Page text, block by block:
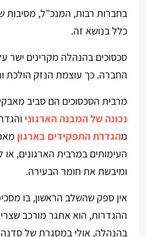
בחברות רבות, המנכ"ל, מסיבות
כלל בנושא זה.
סכסוכים בהנהלה מקרינים ישר
החברה. כך עוצמת הנזק הולכת
מרבית הסכסוכים הם סביב מאבקי
נכונה של המבנה הארגוני
מהגדרת התפקידים בארגון
העימותים במרבית הארגונים,
ומיבשת את חומר הבעירה.
אין ספק שהשלב הראשון, בו
ההגדרות, הוא אתגר מורכב
בהנהלה, אולי במסגרת של